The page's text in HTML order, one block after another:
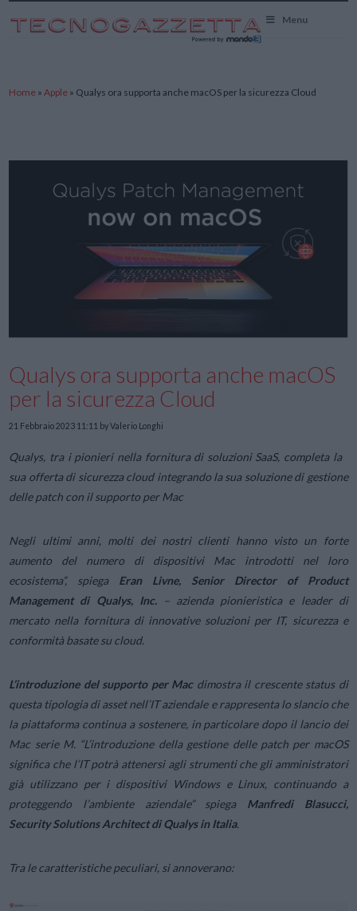
Menu
Home »Apple » Qualys ora supporta anche macOS per la sicurezza Cloud
Qualys ora supporta anche macOS
per la sicurezza Cloud
21 Febbraio 2023 11:11 by Valerio Longhi
Qualys, tra i pionieri nella fornitura di soluzioni SaaS, completa la
sua offerta di sicurezza cloud integrando la sua soluzione di gestione
delle patch con il supporto per Mac
Negli ultimi anni, molti dei nostri clienti hanno visto un forte
aumento del numero di dispositivi Mac introdotti nel loro
ecosistema”, spiega Eran Livne, Senior Director of Product
Management di Qualys, Inc.– azienda pionieristica e leader di
mercato nella fornitura di innovative soluzioni per IT, sicurezza e
conformità basate su cloud.
L’introduzione del supporto per Macdimostra il crescente status di
questa tipologia di asset nell’IT aziendale e rappresenta lo slancio che
la piattaforma continua a sostenere, in particolare dopo il lancio dei
Mac serie M. “L’introduzione della gestione delle patch per macOS
significa che l’IT potrà attenersi agli strumenti che gli amministratori
già utilizzano per i dispositivi Windows e Linux, continuando a
proteggendo l’ambiente aziendale” spiega Manfredi Blasucci,
Security Solutions Architect di Qualys in Italia.
Tra le caratteristiche peculiari, si annoverano: